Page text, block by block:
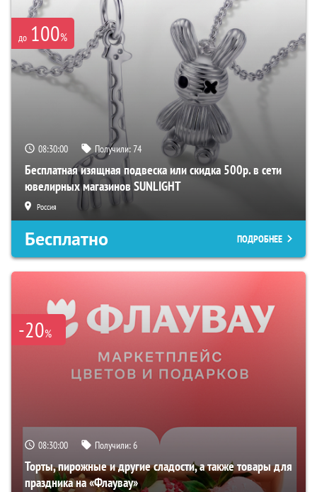
до 100%
08:29:59 Получили:74
Бесплатная изящная подвеска или скидка 500р. в сети
ювелирных магазинов SUNLIGHT
Россия
Бесплатно ПОДРОБНЕЕ
-20%
08:29:59 Получили:6
Торты, пирожные и другие сладости, а также товары для
праздника на «Флаувау»